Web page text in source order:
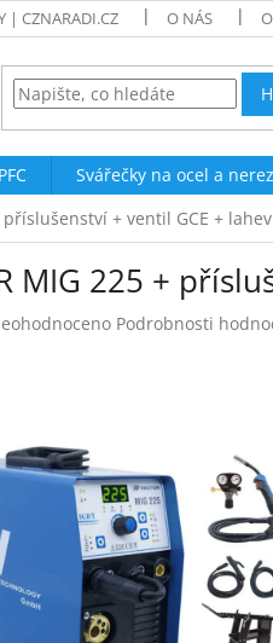
| CZNARADI.CZ O NÁS
Svářečky na ocel a
příslušenství + ventil GCE +
MIG 225 +
Podrobnosti